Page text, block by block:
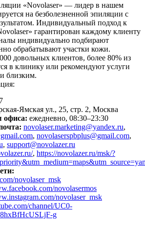
«Novolaser» — лидер в нашем
на безболезненной эпиляции с
Индивидуальный подход к
гарантирован каждому клиенту
индивидуально подбирают
обрабатывают участки кожи.
довольных клиентов, более 80% из
в клинику или рекомендуют услуги
близким.
Ямская ул., 25, стр. 2, Москва
офиса: ежедневно, 08:30–23:30
novolaser.marketing@yandex.ru,
, novolaserspbplus@gmail.com,
, support@novolazer.ru
, https://novolazer.ru/msk/?
novolaser_msk
novolasermos
novolaser_msk
channel/UC0-
g